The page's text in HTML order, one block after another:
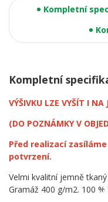
Kompletní
Kompletní
VÝŠIVKU LZE VYŠÍT I NA
(DO POZNÁMKY V
Před realizací
potvrzení.
Velmi kvalitní jemně
Gramáž 400 g/m2. 100 %